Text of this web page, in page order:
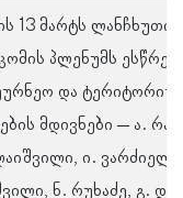
13 მარტს ლანჩხუთის
პლენუმს
და
მდივნები – ა.
ი.
ნ. რუხაძე, გ.